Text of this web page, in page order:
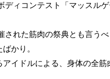
ディコンテスト「マッスル
された筋肉の祭典とも言う
かり。
イドルによる、身体の全